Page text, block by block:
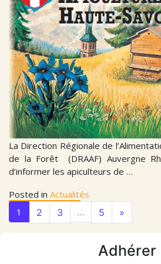
Lire la suite…
Lire la suite…
Lire la suite…
Lire la suite…
Lire la suite…
Lire la suite…
Lire la suite…
Lire la suite…
Lire la suite…
La Direction Régionale de
de la Forêt (DRAAF) Auvergne
d’informer les apiculteurs de …
Lire la suite…
Posted in Actualités
1
2 3 … 5 »
Adhérer